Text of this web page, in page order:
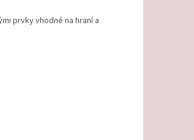
prvky vhodné na hraní a